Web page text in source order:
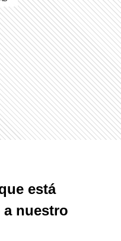
está
nuestro